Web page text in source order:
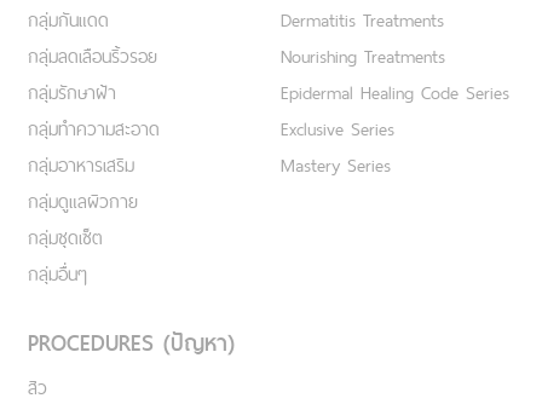
กลุ่มกันแดด
กลุ่มลดเลือนริ้วรอย
กลุ่มรักษาฝ้า
กลุ่มทำความสะอาด
กลุ่มอาหารเสริม
กลุ่มดูแลผิวกาย
กลุ่มชุดเซ็ต
กลุ่มอื่นๆ
Dermatitis Treatments
Nourishing Treatments
Epidermal Healing Code Series
Exclusive Series
Mastery Series
PROCEDURES (ปัญหา)
สิว